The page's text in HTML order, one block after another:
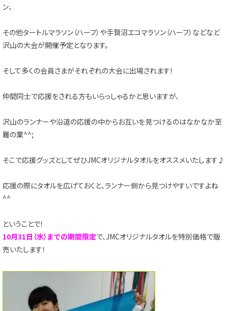
ン、
その他タートルマラソン（ハーフ）や手賀沼エコマラソン（ハーフ）などなど
沢山の大会が開催予定となります。
そして多くの会員さまがそれぞれの大会に出場されます！
仲間同士で応援をされる方もいらっしゃるかと思いますが、
沢山のランナーや沿道の応援の中からお互いを見つけるのはなかなか至
難の業^^;
そこで応援グッズとしてぜひJMCオリジナルタオルをオススメいたします♪
応援の際にタオルを広げておくと、ランナー側から見つけやすいですよね
^^
ということで！
10月31日（水）までの期間限定で、JMCオリジナルタオルを特別価格で販
売いたします！